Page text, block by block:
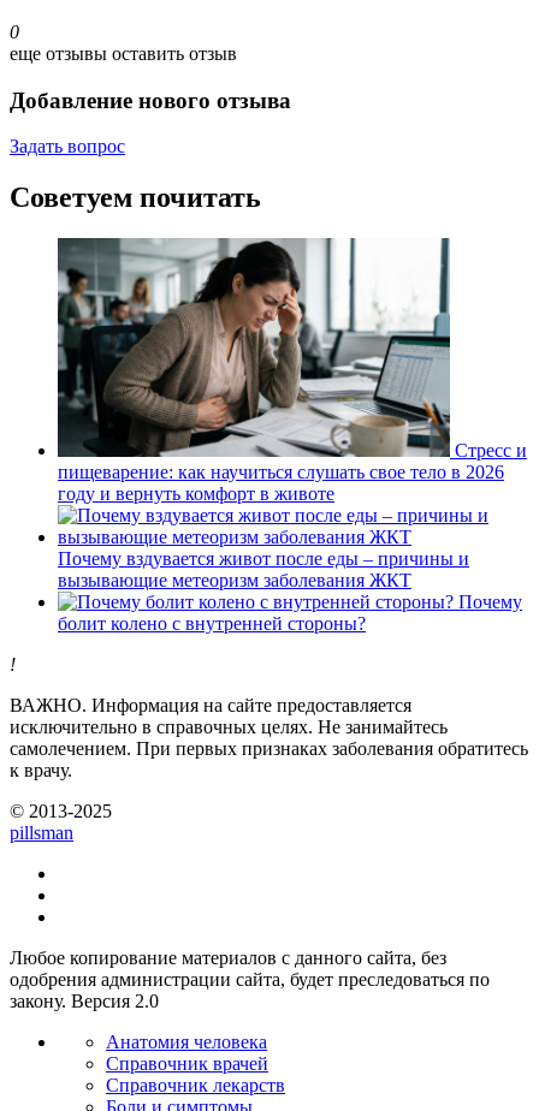
0
еще отзывы оставить отзыв
Добавление нового отзыва
Задать вопрос
Советуем почитать
Стресс и
пищеварение: как научиться слушать свое тело в 2026
году и вернуть комфорт в животе
Почему вздувается живот после еды – причины и
вызывающие метеоризм заболевания ЖКТ
Почему
болит колено с внутренней стороны?
!
ВАЖНО. Информация на сайте предоставляется
исключительно в справочных целях. Не занимайтесь
самолечением. При первых признаках заболевания обратитесь
к врачу.
© 2013-2025
pillsman
Любое копирование материалов с данного сайта, без
одобрения администрации сайта, будет преследоваться по
закону. Версия 2.0
Анатомия человека
Справочник врачей
Справочник лекарств